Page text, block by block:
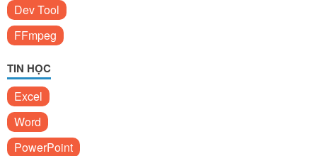
Dev Tool
FFmpeg
TIN HỌC
Excel
Word
PowerPoint